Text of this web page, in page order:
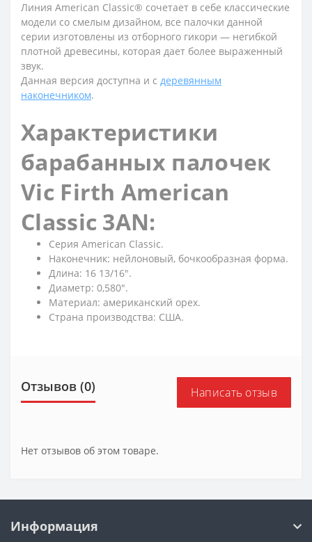
Линия American Classic® сочетает в себе классические
модели со смелым дизайном, все палочки данной
серии изготовлены из отборного гикори — негибкой
плотной древесины, которая дает более выраженный
звук.
Данная версия доступна и с деревянным
наконечником.
Характеристики
барабанных палочек
Vic Firth American
Classic 3AN:
Серия American Classic.
Наконечник: нейлоновый, бочкообразная форма.
Длина: 16 13/16".
Диаметр: 0,580".
Материал: американский орех.
Страна производства: США.
Отзывов (0) Написать отзыв
Нет отзывов об этом товаре.
Информация